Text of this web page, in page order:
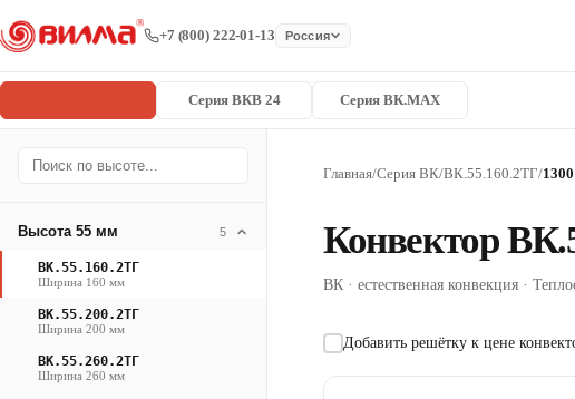
+7 (800) 222-01-13 Россия
Серия ВКВ 24 Серия ВК.MAX
Высота 55 мм 5
ВК.55.160.2ТГ
Ширина 160 мм
ВК.55.200.2ТГ
Ширина 200 мм
ВК.55.260.2ТГ
Ширина 260 мм
Главная/Серия ВК/ВК.55.160.2ТГ/
Конвектор
ВК · естественная конвекция ·
Добавить решётку к цене